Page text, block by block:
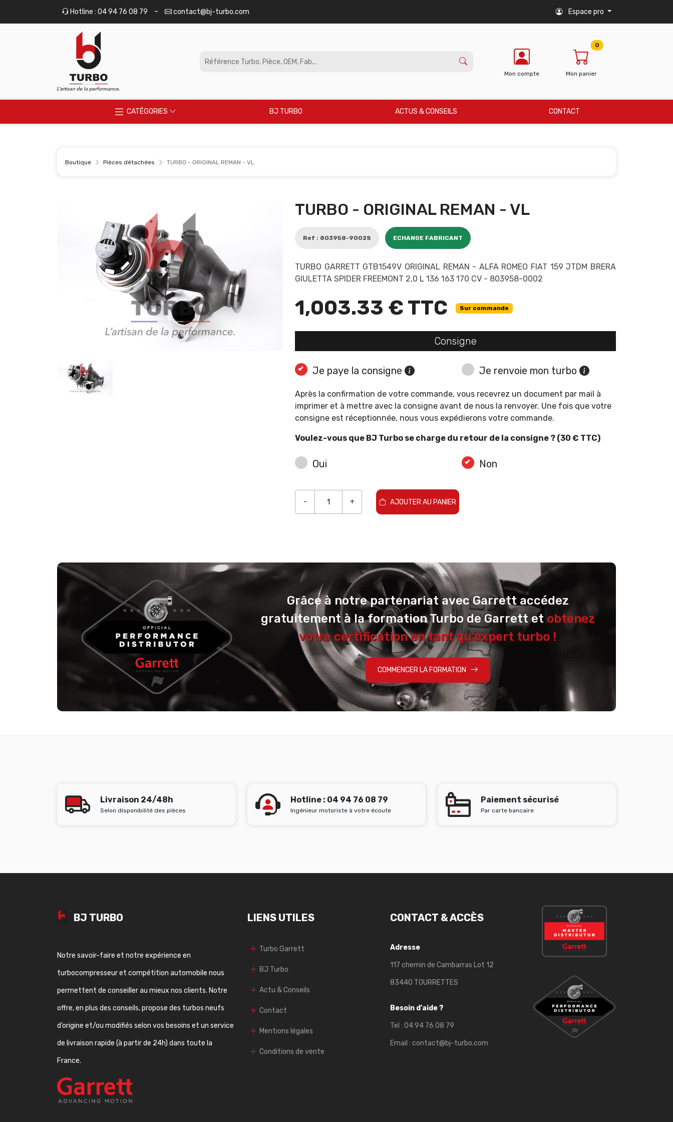
Hotline : 04 94 76 08 79 - contact@bj-turbo.com Espace pro
Mon compte Mon panier
0
CATÉGORIES BJ TURBO ACTUS & CONSEILS CONTACT
Boutique Pièces détachées TURBO - ORIGINAL REMAN - VL
TURBO - ORIGINAL REMAN - VL
Ref : 803958-9002S ECHANGE FABRICANT
TURBO GARRETT GTB1549V ORIGINAL REMAN - ALFA ROMEO FIAT 159 JTDM BRERA
GIULETTA SPIDER FREEMONT 2,0 L 136 163 170 CV - 803958-0002
1,003.33 € TTC Sur commande
Consigne
Je paye la consigne Je renvoie mon turbo
Après la confirmation de votre commande, vous recevrez un document par mail à
imprimer et à mettre avec la consigne avant de nous la renvoyer. Une fois que votre
consigne est réceptionnée, nous vous expédierons votre commande.
Voulez-vous que BJ Turbo se charge du retour de la consigne ? (30 € TTC)
Oui Non
- + AJOUTER AU PANIER
Grâce à notre partenariat avec Garrett accédez
gratuitement à la formation Turbo de Garrett etobtenez
votre certification en tant qu'expert turbo !
COMMENCER LA FORMATION
Livraison 24/48h
Selon disponibilité des pièces
Hotline : 04 94 76 08 79
Ingénieur motoriste à votre écoute
Paiement sécurisé
Par carte bancaire
BJ TURBO
Notre savoir-faire et notre expérience en
turbocompresseur et compétition automobile nous
permettent de conseiller au mieux nos clients. Notre
offre, en plus des conseils, propose des turbos neufs
d’origine et/ou modifiés selon vos besoins et un service
de livraison rapide (à partir de 24h) dans toute la
France.
LIENS UTILES
Turbo Garrett
BJ Turbo
Actu & Conseils
Contact
Mentions légales
Conditions de vente
CONTACT & ACCÈS
Adresse
117 chemin de Cambarras Lot 12
83440 TOURRETTES
Besoin d'aide ?
Tel : 04 94 76 08 79
Email : contact@bj-turbo.com
Panneau de gestion des cookies